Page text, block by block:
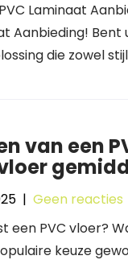
Laminaat
Aanbieding!
die zowel
van een
| Geen reacties
een PVC vloer?
keuze